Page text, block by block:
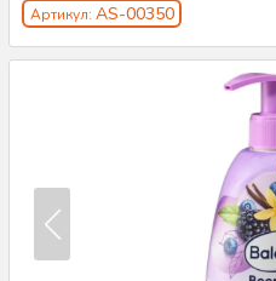
Артикул: AS-00350